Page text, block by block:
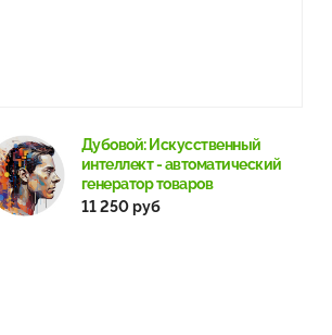
Дубовой: Искусственный
интеллект - автоматический
генератор товаров
11 250 руб